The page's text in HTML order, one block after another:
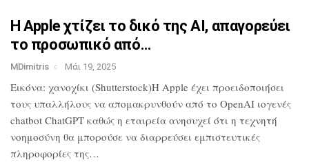
Η Apple χτίζει το δικό της AI, απαγορεύει
το προσωπικό από…
MDimitris Μάι 19, 2025
Εικόνα: χανοχίκι (Shutterstock)Η Apple έχει προειδοποιήσει
τους υπαλλήλους να απομακρυνθούν από το OpenAI ιογενές
chatbot ChatGPT καθώς η εταιρεία ανησυχεί ότι η τεχνητή
νοημοσύνη θα μπορούσε να διαρρεύσει εμπιστευτικές
πληροφορίες της…